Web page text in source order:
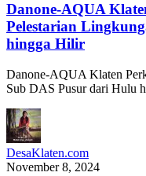
Danone-AQUA
Pelestarian
hingga Hilir
Danone-AQUA Klaten
Sub DAS Pusur dari Hulu
DesaKlaten.com
November 8, 2024